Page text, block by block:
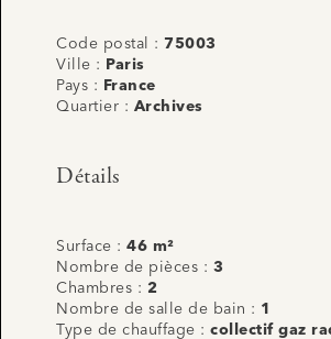
Code postal : 75003
Ville :
Paris
Pays :
France
Quartier : Archives
Détails
Surface : 46 m²
Nombre de pièces : 3
Chambres : 2
Nombre de salle de bain : 1
Type de chauffage : collectif gaz